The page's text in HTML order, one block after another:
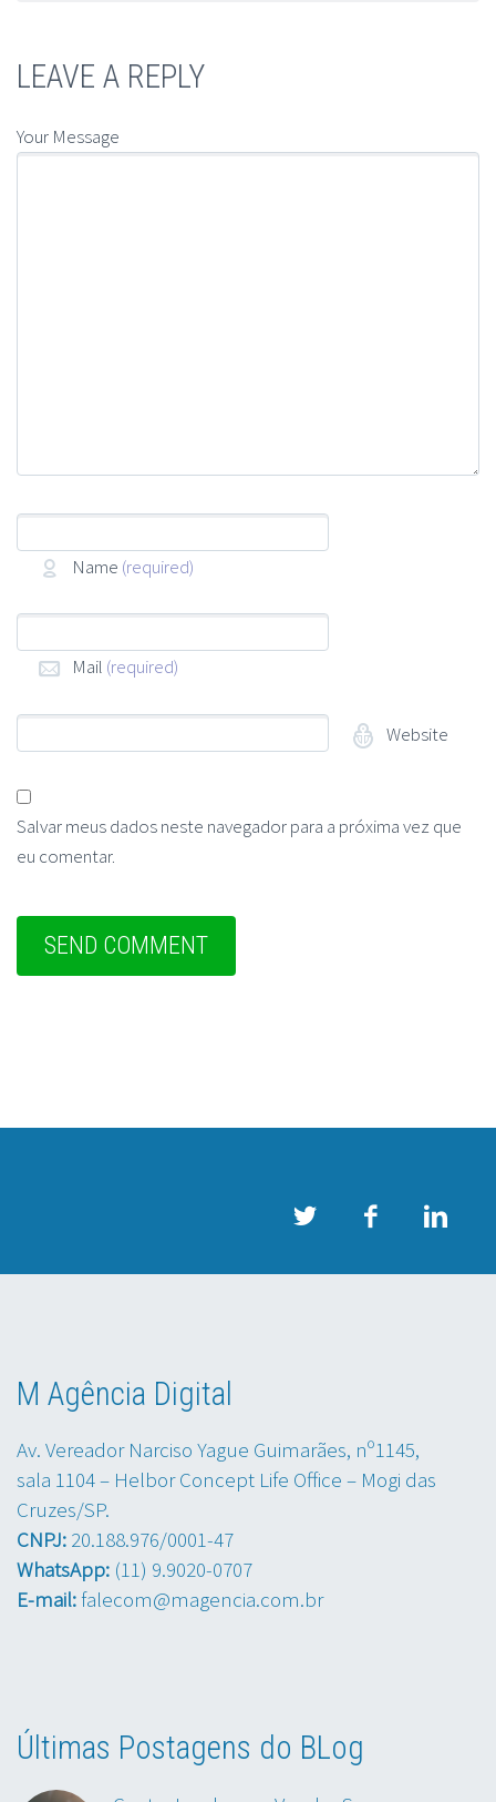
LEAVE A REPLY
Your Message
Name (required)
Mail (required)
Website
Salvar meus dados neste navegador para a próxima vez que
eu comentar.
M Agência Digital
Av. Vereador Narciso Yague Guimarães, nº1145,
sala 1104 – Helbor Concept Life Office – Mogi das
Cruzes/SP.
CNPJ: 20.188.976/0001-47
WhatsApp: (11) 9.9020-0707
E-mail:falecom@magencia.com.br
Últimas Postagens do BLog